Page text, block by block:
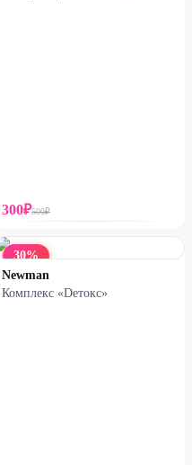
300₽500₽
30%
Newman
Комплекс «Dетокс»